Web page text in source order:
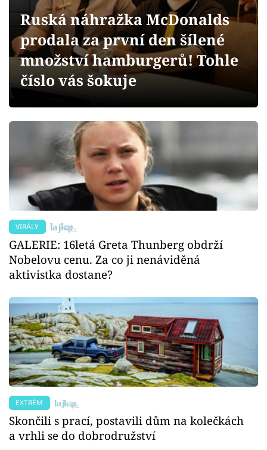
Videa
Sledujte prima+
Přihlášení
Sledujte nás
Ruská náhražka McDonalds
prodala za první den šílené
množství hamburgerů! Tohle
číslo vás šokuje
VIRÁLY
GALERIE: 16letá Greta Thunberg obdrží
Nobelovu cenu. Za co ji nenáviděná
aktivistka dostane?
EXTRÉM
Skončili s prací, postavili dům na kolečkách
a vrhli se do dobrodružství